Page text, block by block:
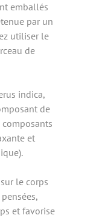
emballés
par un
utiliser le
de
indica,
de
composants
et
le corps
et favorise